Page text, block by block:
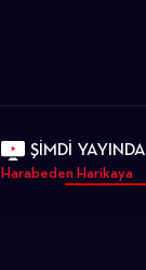
ŞİMDİ YAYINDA
Harabeden Harikaya